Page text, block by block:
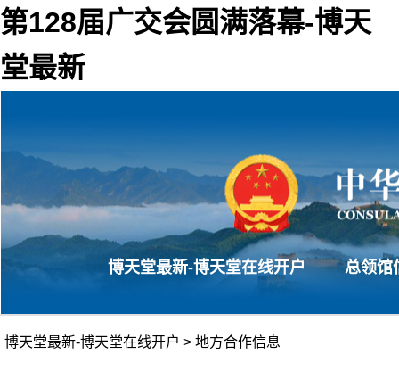
第128届广交会圆满落幕-博天
堂最新
博天堂最新-博天堂在线开户 总领馆
博天堂最新-博天堂在线开户 > 地方合作信息